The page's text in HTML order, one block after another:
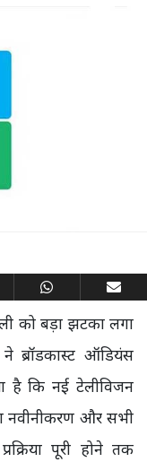
को बड़ा झटका लगा
ब्रॉडकास्ट ऑडियंस
है कि नई टेलीविजन
नवीनीकरण और सभी
पूरी होने तक